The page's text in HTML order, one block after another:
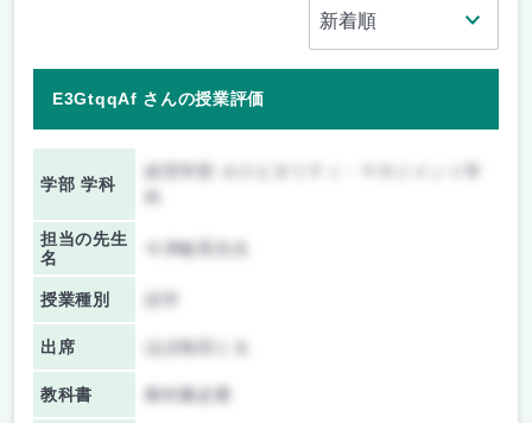
E3GtqqAf さんの授業評価
学部 学科
担当の先生
名
今津敏晃先生
授業種別
出席 ほぼ毎回とる
教科書 教科書必要